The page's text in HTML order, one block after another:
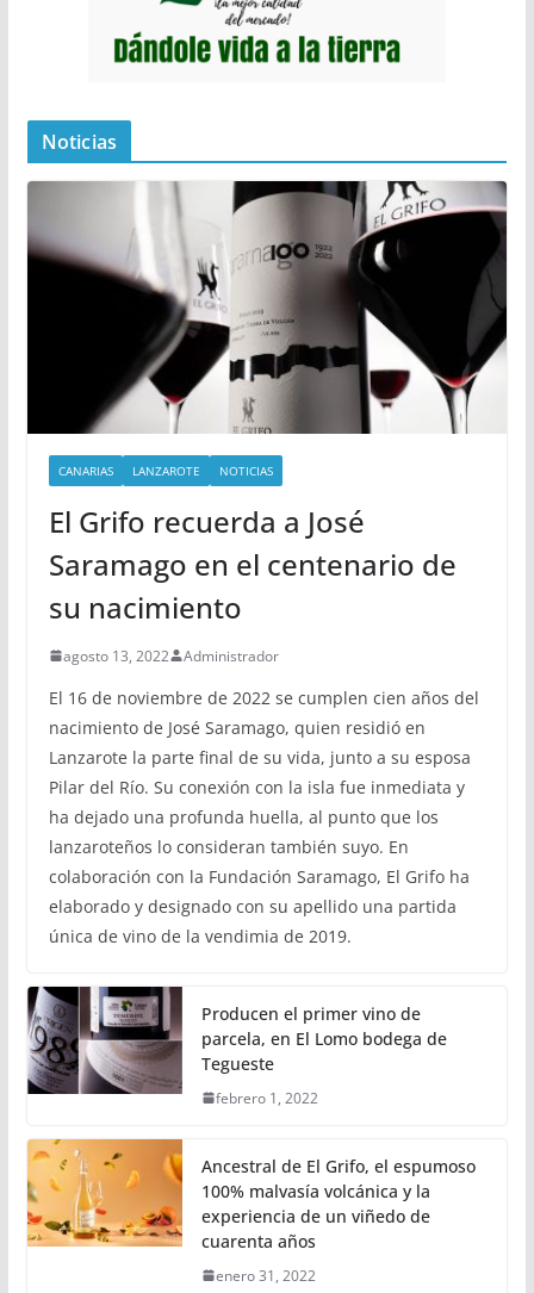
Noticias
CANARIAS LANZAROTE NOTICIAS
El Grifo recuerda a José
Saramago en el centenario de
su nacimiento
agosto 13, 2022 Administrador
El 16 de noviembre de 2022 se cumplen cien años del
nacimiento de José Saramago, quien residió en
Lanzarote la parte final de su vida, junto a su esposa
Pilar del Río. Su conexión con la isla fue inmediata y
ha dejado una profunda huella, al punto que los
lanzaroteños lo consideran también suyo. En
colaboración con la Fundación Saramago, El Grifo ha
elaborado y designado con su apellido una partida
única de vino de la vendimia de 2019.
Producen el primer vino de
parcela, en El Lomo bodega de
Tegueste
febrero 1, 2022
Ancestral de El Grifo, el espumoso
100% malvasía volcánica y la
experiencia de un viñedo de
cuarenta años
enero 31, 2022